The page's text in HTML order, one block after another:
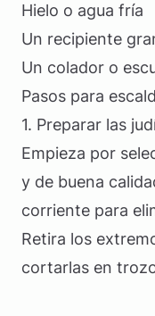
Hielo o agua fría
Un recipiente
Un colador o
Pasos para
1. Preparar las
Empieza por
y de buena
corriente para
Retira los
cortarlas en